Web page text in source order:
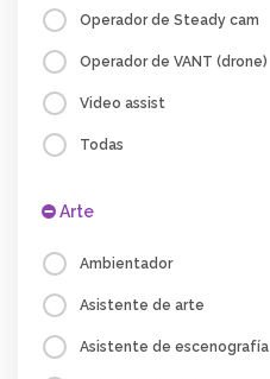
Operador de Steady cam
Operador de VANT (drone)
Video assist
Todas
Arte
Ambientador
Asistente de arte
Asistente de escenografía